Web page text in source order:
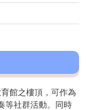
館之樓頂，可作為
等社群活動。同時